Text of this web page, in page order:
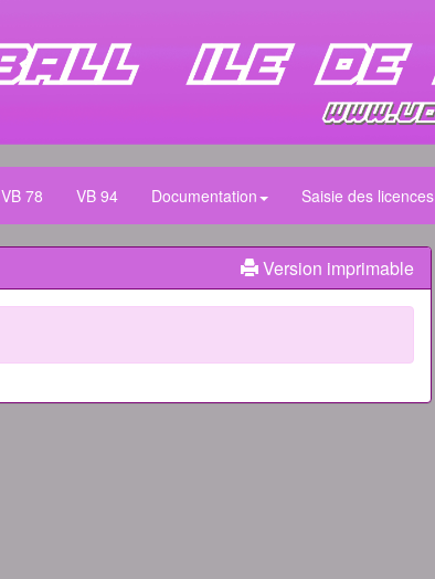
VB 78 VB 94 Documentation Saisie des licences
Version imprimable